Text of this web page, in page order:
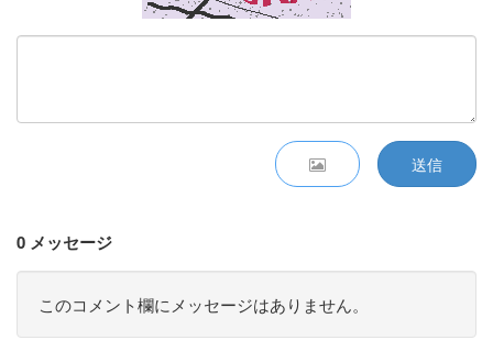
送信
0 メッセージ
このコメント欄にメッセージはありません。